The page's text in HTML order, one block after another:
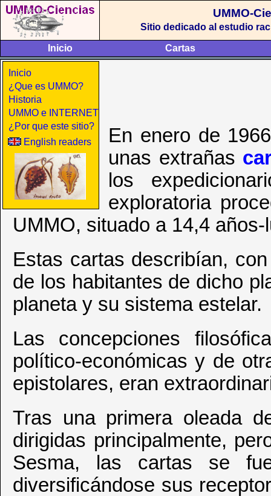
UMMO-
Sitio dedicado al estudio
Inicio Cartas
Inicio
¿Que es UMMO?
Historia
UMMO e INTERNET
¿Por que este sitio?
English readers
En enero de
unas extrañas
los
exploratoria
UMMO, situado a 14,4
Estas cartas describían,
de los habitantes de dicho
planeta y su sistema estelar.
Las concepciones
político-económicas y de
epistolares, eran
Tras una primera oleada
dirigidas principalmente,
Sesma, las cartas se
diversificándose sus